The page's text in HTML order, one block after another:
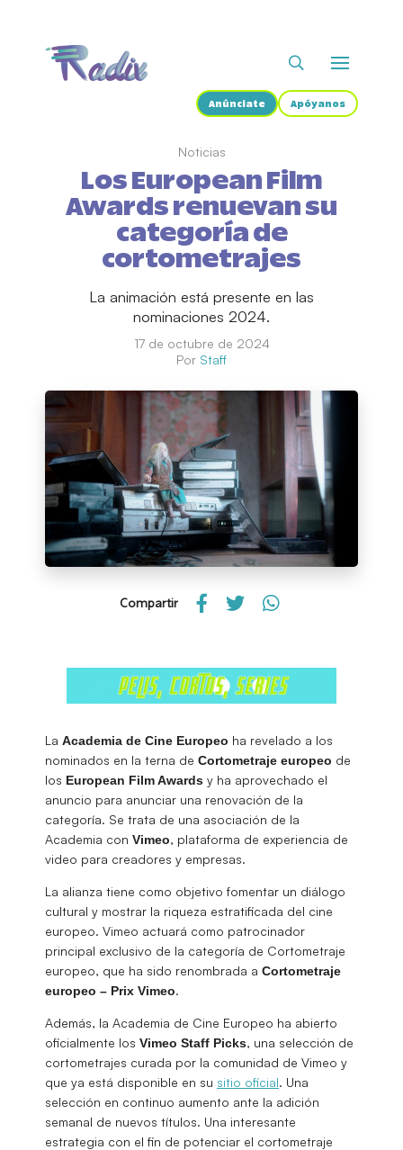
Anúnciate Apóyanos
Noticias
Los European Film
Awards renuevan su
categoría de
cortometrajes
La animación está presente en las
nominaciones 2024.
17 de octubre de 2024
Por Staff
Compartir
La Academia de Cine Europeo ha revelado a los
nominados en la terna de Cortometraje europeo de
los European Film Awards y ha aprovechado el
anuncio para anunciar una renovación de la
categoría. Se trata de una asociación de la
Academia con Vimeo, plataforma de experiencia de
video para creadores y empresas.
La alianza tiene como objetivo fomentar un diálogo
cultural y mostrar la riqueza estratificada del cine
europeo. Vimeo actuará como patrocinador
principal exclusivo de la categoría de Cortometraje
europeo, que ha sido renombrada a Cortometraje
europeo – Prix Vimeo.
Además, la Academia de Cine Europeo ha abierto
oficialmente los Vimeo Staff Picks, una selección de
cortometrajes curada por la comunidad de Vimeo y
que ya está disponible en su sitio oficial. Una
selección en continuo aumento ante la adición
semanal de nuevos títulos. Una interesante
estrategia con el fin de potenciar el cortometraje